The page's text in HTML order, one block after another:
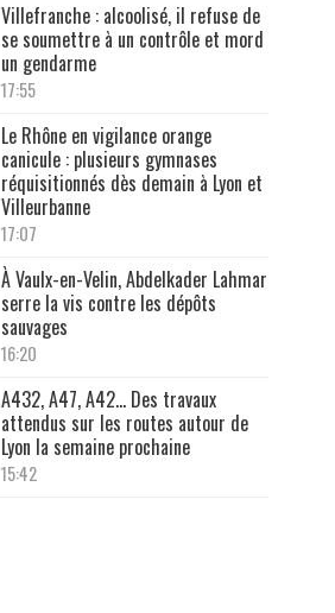
Villefranche : alcoolisé, il refuse de
se soumettre à un contrôle et mord
un gendarme
17:55
Le Rhône en vigilance orange
canicule : plusieurs gymnases
réquisitionnés dès demain à Lyon et
Villeurbanne
17:07
À Vaulx-en-Velin, Abdelkader Lahmar
serre la vis contre les dépôts
sauvages
16:20
A432, A47, A42… Des travaux
attendus sur les routes autour de
Lyon la semaine prochaine
15:42